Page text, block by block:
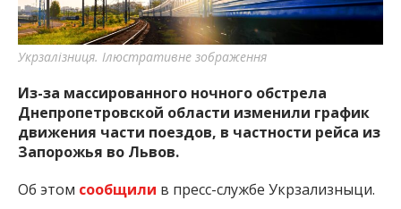
важную информацию о событиях
города Запорожья и области.
Укрзалізниця. Ілюстративне зображення
Из-за массированного ночного обстрела
Днепропетровской области изменили график
движения части поездов, в частности рейса из
Запорожья во Львов.
Об этом сообщили в пресс-службе Укрзализныци.